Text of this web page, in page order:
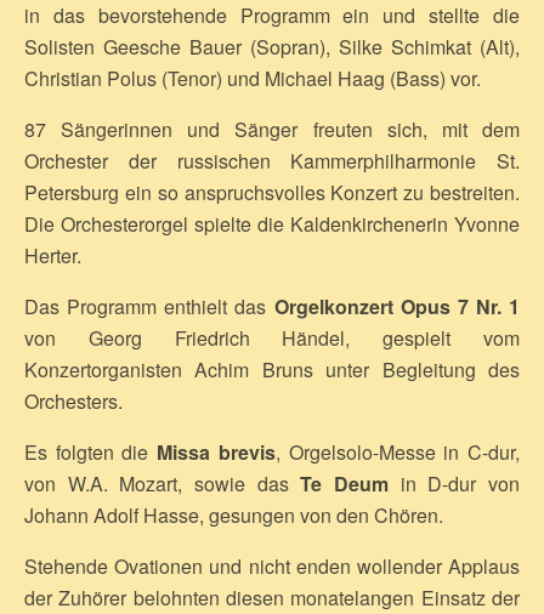
in das bevorstehende Programm ein und stellte die
Solisten Geesche Bauer (Sopran), Silke Schimkat (Alt),
Christian Polus (Tenor) und Michael Haag (Bass) vor.
87 Sängerinnen und Sänger freuten sich, mit dem
Orchester der russischen Kammerphilharmonie St.
Petersburg ein so anspruchsvolles Konzert zu bestreiten.
Die Orchesterorgel spielte die Kaldenkirchenerin Yvonne
Herter.
Das Programm enthielt das Orgelkonzert Opus 7 Nr. 1
von Georg Friedrich Händel, gespielt vom
Konzertorganisten Achim Bruns unter Begleitung des
Orchesters.
Es folgten die Missa brevis, Orgelsolo-Messe in C-dur,
von W.A. Mozart, sowie dasTe Deum in D-dur von
Johann Adolf Hasse, gesungen von den Chören.
Stehende Ovationen und nicht enden wollender Applaus
der Zuhörer belohnten diesen monatelangen Einsatz der